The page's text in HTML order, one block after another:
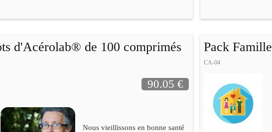
d'Acérolab® de 100 comprimés
90.05 €
Nous vieillissons en bonne santé
Pack
CA-04